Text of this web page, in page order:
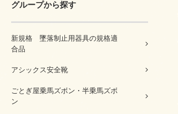
グループから探す
新規格 墜落制止用器具の規格適
合品
アシックス安全靴
ごとぎ屋乗馬ズボン・半乗馬ズボ
ン